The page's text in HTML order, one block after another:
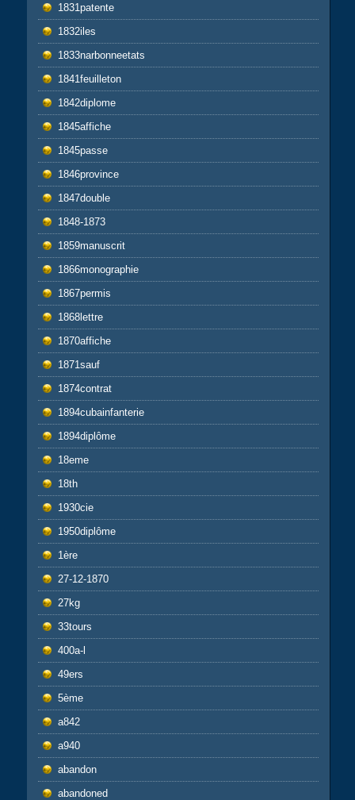
1831patente
1832iles
1833narbonneetats
1841feuilleton
1842diplome
1845affiche
1845passe
1846province
1847double
1848-1873
1859manuscrit
1866monographie
1867permis
1868lettre
1870affiche
1871sauf
1874contrat
1894cubainfanterie
1894diplôme
18eme
18th
1930cie
1950diplôme
1ère
27-12-1870
27kg
33tours
400a-l
49ers
5ème
a842
a940
abandon
abandoned